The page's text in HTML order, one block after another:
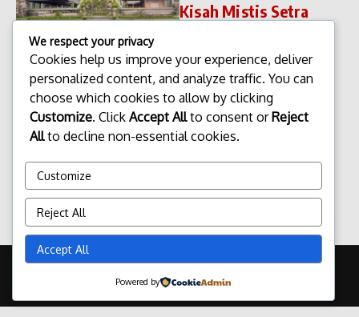
Kisah Mistis Setra
Kisah Mistis Setra Bojog
Sangeh Setra Bojog Sangeh
yang terletak di Desa Sangeh,
Kecamatan Abiansemal,
Kabupaten Badung, Bali, di
kenal luas sebagai kawasan
admin Januari 20, 2026
Majalah Berita X
We respect your privacy
Cookies help us improve your experience, deliver
personalized content, and analyze traffic. You can
choose which cookies to allow by clicking
Customize. Click Accept Allto consent orReject
Allto decline non-essential cookies.
Customize
Reject All
Accept All
Powered by